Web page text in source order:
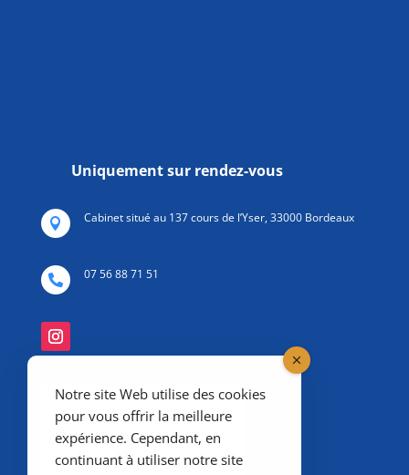
Uniquement sur rendez-vous
 Cabinet situé au 137 cours de l’Yser, 33000 Bordeaux
 07 56 88 71 51
Notre site Web utilise des cookies
pour vous offrir la meilleure
expérience. Cependant, en
continuant à utiliser notre site